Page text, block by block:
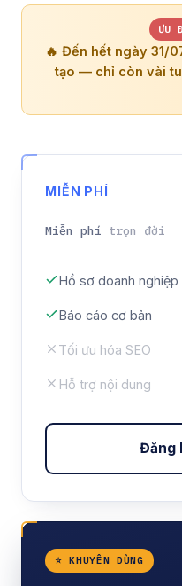
ƯU
🔥 Đến hết ngày 31/
tạo — chỉ còn vài
MIỄN PHÍ
Miễn phí trọn đời
Hồ sơ doanh nghiệp
Báo cáo cơ bản
Tối ưu hóa SEO
Hỗ trợ nội dung
Đăng
⭐ KHUYÊN DÙNG